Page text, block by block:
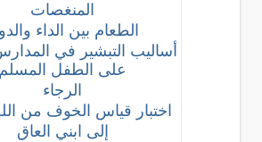
المنغصات
الطعام بين الداء
أساليب التبشير في
على الطفل المسلم
الرجاء
اختبار قياس الخوف من
إلى ابني العاق